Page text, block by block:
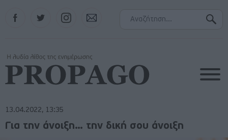
Instagram
13.04.2022, 13:35
Για την άνοιξη… την δική σου άνοιξη